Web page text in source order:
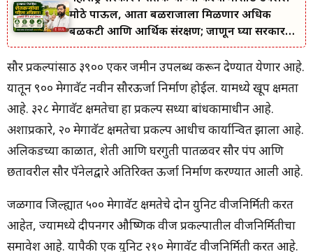
मोठे पाऊल, आता बळीराजाला मिळणार अधिक
बळकटी आणि आर्थिक संरक्षण; जाणून घ्या सरकारचा
नवा संकल्प.
सौर प्रकल्पांसाठी ३९०० एकर जमीन उपलब्ध करून देण्यात येणार आहे.
यातून ९०० मेगावॅट नवीन सौरऊर्जा निर्माण होईल. यामध्ये खूप क्षमता
आहे. ३२८ मेगावॅट क्षमतेचा हा प्रकल्प सध्या बांधकामाधीन आहे.
अशाप्रकारे, २० मेगावॅट क्षमतेचा प्रकल्प आधीच कार्यान्वित झाला आहे.
अलिकडच्या काळात, शेती आणि घरगुती पातळीवर सौर पंप आणि
छतावरील सौर पॅनेलद्वारे अतिरिक्त ऊर्जा निर्माण करण्यात आली आहे.
जळगाव जिल्ह्यात ५०० मेगावॅट क्षमतेचे दोन युनिट वीजनिर्मिती करत
आहेत, ज्यामध्ये दीपनगर औष्णिक वीज प्रकल्पातील वीजनिर्मितीचा
समावेश आहे. यापैकी एक युनिट २१० मेगावॅट वीजनिर्मिती करत आहे.